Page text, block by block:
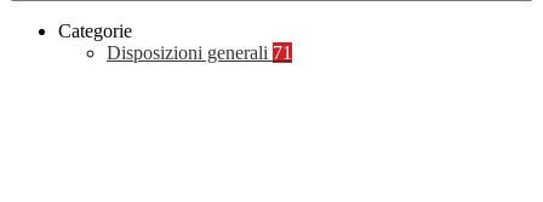
Categorie
Disposizioni generali 71